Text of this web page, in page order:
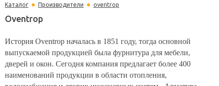
Каталог Производители oventrop
Oventrop
История Oventrop началась в 1851 году, тогда основной
выпускаемой продукцией была фурнитура для мебели,
дверей и окон. Сегодня компания предлагает более 400
наименований продукции в области отопления,